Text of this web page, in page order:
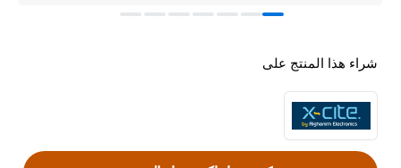
شراء هذا المنتج على